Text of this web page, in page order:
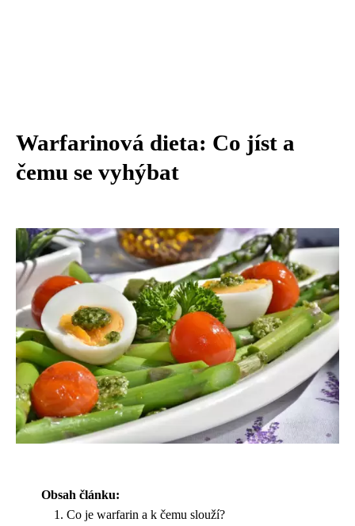
Warfarinová dieta: Co jíst a
čemu se vyhýbat
Obsah článku:
Co je warfarin a k čemu slouží?